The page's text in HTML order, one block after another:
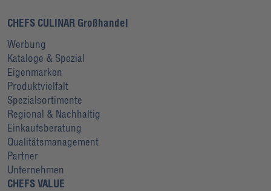
CHEFS CULINAR Großhandel
Werbung
Kataloge & Spezial
Eigenmarken
Produktvielfalt
Spezialsortimente
Regional & Nachhaltig
Einkaufsberatung
Qualitätsmanagement
Partner
Unternehmen
CHEFS VALUE